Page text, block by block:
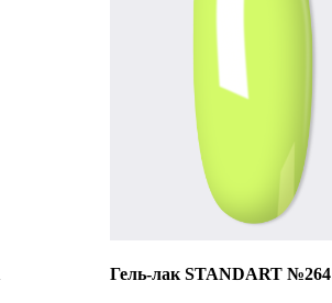
Гель-лак STANDART №264